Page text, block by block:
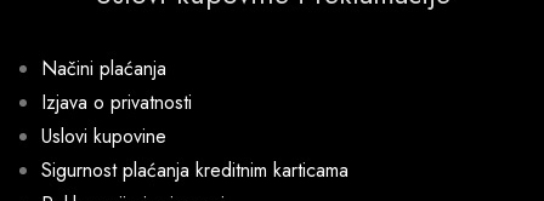
Načini plaćanja
Izjava o privatnosti
Uslovi kupovine
Sigurnost plaćanja kreditnim karticama